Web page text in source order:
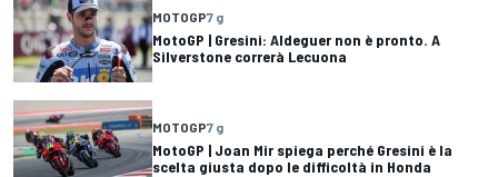
MOTOGP7 g
MotoGP | Gresini: Aldeguer non è pronto. A
Silverstone correrà Lecuona
MOTOGP7 g
MotoGP | Joan Mir spiega perché Gresini è la
scelta giusta dopo le difficoltà in Honda